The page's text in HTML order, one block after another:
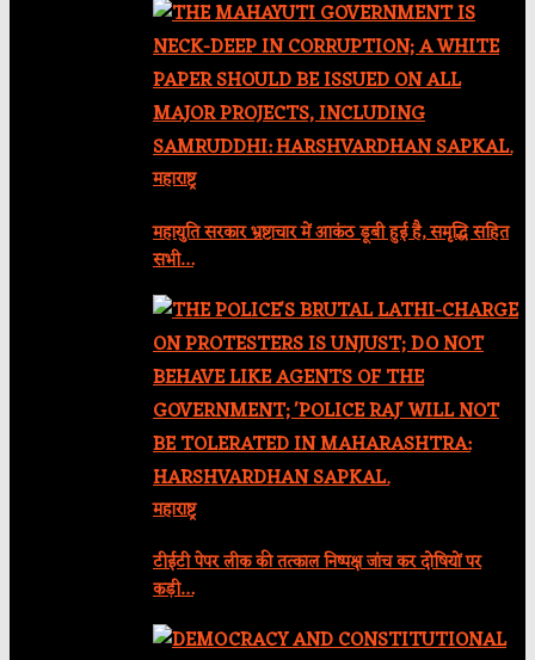
महाराष्ट्र
महायुति सरकार भ्रष्टाचार में आकंठ डूबी हुई है, समृद्धि सहित
सभी…
महाराष्ट्र
टीईटी पेपर लीक की तत्काल निष्पक्ष जांच कर दोषियों पर
कड़ी…